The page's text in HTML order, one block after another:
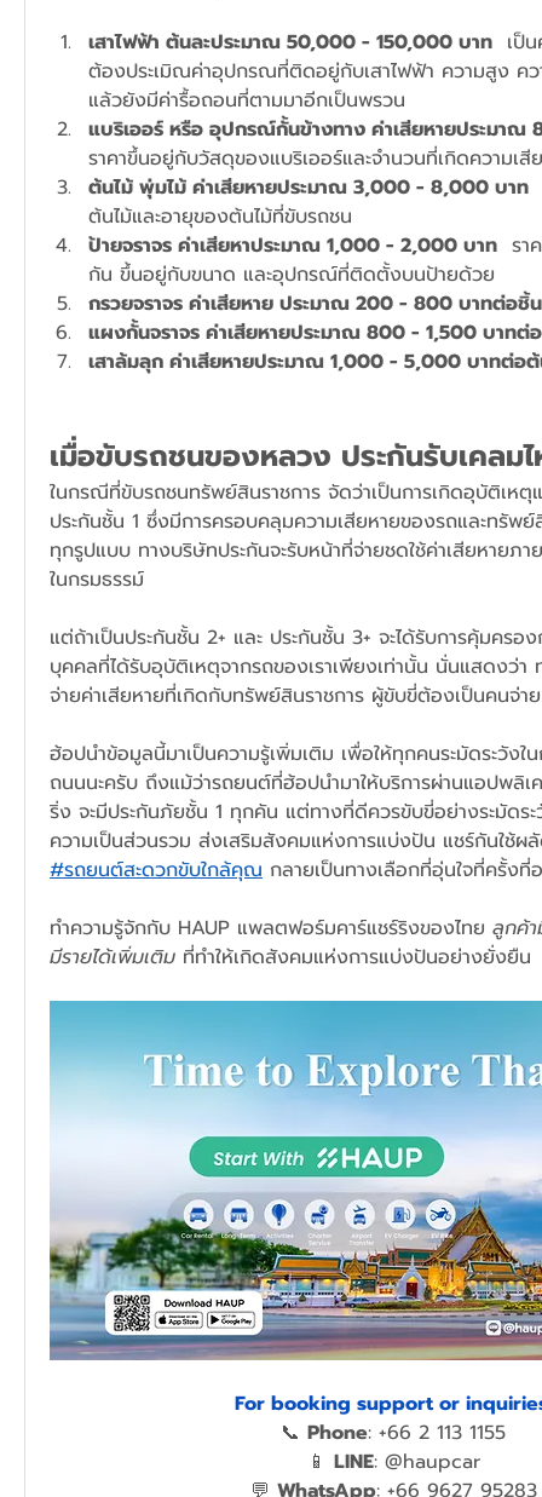
เสาไฟฟ้า ต้นละประมาณ 50,000 - 150,000 บาท เป็
ต้องประเมิณค่าอุปกรณที่ติดอยู่กับเสาไฟฟ้า ความสูง คว
แล้วยังมีค่ารื้อถอนที่ตามมาอีกเป็นพรวน
ราคาขึ้นอยู่กับวัสดุของแบริเออร์และจำนวนที่เกิดความเสี
ต้นไม้ พุ่มไม้ ค่าเสียหายประมาณ 3,000 - 8,000 บาท
ต้นไม้และอายุของต้นไม้ที่ขับรถชน
ป้ายจราจร ค่าเสียหาประมาณ 1,000 - 2,000 บาท รา
กัน ขึ้นอยู่กับขนาด และอุปกรณ์ที่ติดตั้งบนป้ายด้วย
กรวยจราจร ค่าเสียหาย ประมาณ 200 - 800 บาทต่อชิ้น
แผงกั้นจราจร ค่าเสียหายประมาณ 800 - 1,500 บาทต่
เสาล้มลุก ค่าเสียหายประมาณ 1,000 - 5,000 บาทต่อ
เมื่อขับรถชนของหลวง ประกันรับเคลม
ในกรณีที่ขับรถชนทรัพย์สินราชการ จัดว่าเป็นการเกิดอุบัติเห
ประกันชั้น 1 ซึ่งมีการครอบคลุมความเสียหายของรถและทรัพ
ทุกรูปแบบ ทางบริษัทประกันจะรับหน้าที่จ่ายชดใช้ค่าเสียหายภาย
ในกรมธรรม์
แต่ถ้าเป็นประกันชั้น 2+ และ ประกันชั้น 3+ จะได้รับการคุ้มครอ
บุคคลที่ได้รับอุบัติเหตุจากรถของเราเพียงเท่านั้น นั่นแสดงว่า
จ่ายค่าเสียหายที่เกิดกับทรัพย์สินราชการ ผู้ขับขี่ต้องเป็นคนจ่า
ฮ้อปนำข้อมูลนี้มาเป็นความรู้เพิ่มเติม เพื่อให้ทุกคนระมัดระวัง
ถนนนะครับ ถึงแม้ว่ารถยนต์ที่ฮ้อปนำมาให้บริการผ่านแอปพลิเ
ริ่ง จะมีประกันภัยชั้น 1 ทุกคัน แต่ทางที่ดีควรขับขี่อย่างระมัดร
#รถยนต์สะดวกขับใกล้คุณ กลายเป็นทางเลือกที่อุ่นใจที่ครั้งที่
ทำความรู้จักกับ HAUP แพลตฟอร์มคาร์แชร์ริงของไทย ลูกค้า
มีรายได้เพิ่มเติม ที่ทำให้เกิดสังคมแห่งการแบ่งปันอย่างยั่งยืน
For booking support or
📞 Phone: +66 2 113 1155
📱 LINE: @haupcar